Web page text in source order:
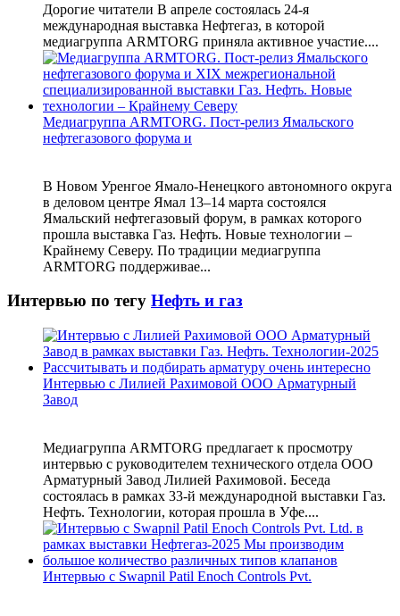
Дорогие читатели В апреле состоялась 24-я
международная выставка Нефтегаз, в которой
медиагруппа ARMTORG приняла активное участие....
Медиагруппа ARMTORG. Пост-релиз Ямальского
нефтегазового форума и
В Новом Уренгое Ямало-Ненецкого автономного округа
в деловом центре Ямал 13–14 марта состоялся
Ямальский нефтегазовый форум, в рамках которого
прошла выставка Газ. Нефть. Новые технологии –
Крайнему Северу. По традиции медиагруппа
ARMTORG поддерживае...
Интервью по тегу Нефть и газ
Интервью с Лилией Рахимовой ООО Арматурный
Завод
Медиагруппа ARMTORG предлагает к просмотру
интервью с руководителем технического отдела ООО
Арматурный Завод Лилией Рахимовой. Беседа
состоялась в рамках 33-й международной выставки Газ.
Нефть. Технологии, которая прошла в Уфе....
Интервью с Swapnil Patil Enoch Controls Pvt.